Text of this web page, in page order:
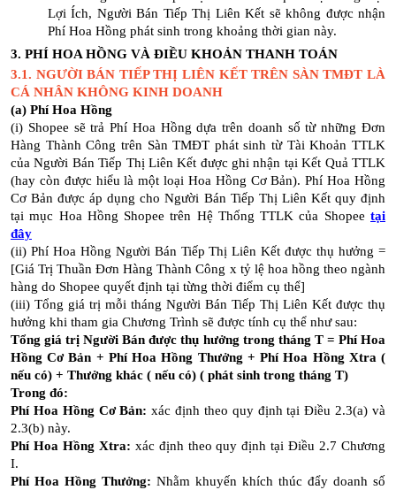
Lợi Ích, Người Bán Tiếp Thị Liên Kết sẽ không được nhận
Phí Hoa Hồng phát sinh trong khoảng thời gian này.
3. PHÍ HOA HỒNG VÀ ĐIỀU KHOẢN THANH TOÁN
3.1. NGƯỜI BÁN TIẾP THỊ LIÊN KẾT TRÊN SÀN TMĐT LÀ
CÁ NHÂN KHÔNG KINH DOANH
(a) Phí Hoa Hồng
(i) Shopee sẽ trả Phí Hoa Hồng dựa trên doanh số từ những Đơn
Hàng Thành Công trên Sàn TMĐT phát sinh từ Tài Khoản TTLK
của Người Bán Tiếp Thị Liên Kết được ghi nhận tại Kết Quả TTLK
(hay còn được hiểu là một loại Hoa Hồng Cơ Bản). Phí Hoa Hồng
Cơ Bản được áp dụng cho Người Bán Tiếp Thị Liên Kết quy định
tại mục Hoa Hồng Shopee trên Hệ Thống TTLK của Shopee tại
đây
(ii) Phí Hoa Hồng Người Bán Tiếp Thị Liên Kết được thụ hưởng =
[Giá Trị Thuần Đơn Hàng Thành Công x tỷ lệ hoa hồng theo ngành
hàng do Shopee quyết định tại từng thời điểm cụ thể]
(iii) Tổng giá trị mỗi tháng Người Bán Tiếp Thị Liên Kết được thụ
hưởng khi tham gia Chương Trình sẽ được tính cụ thể như sau:
Tổng giá trị Người Bán được thụ hưởng trong tháng T = Phí Hoa
Hồng Cơ Bản + Phí Hoa Hồng Thưởng + Phí Hoa Hồng Xtra (
nếu có) + Thưởng khác ( nếu có) ( phát sinh trong tháng T)
Trong đó:
Phí Hoa Hồng Cơ Bản: xác định theo quy định tại Điều 2.3(a) và
2.3(b) này.
Phí Hoa Hồng Xtra: xác định theo quy định tại Điều 2.7 Chương
I.
Phí Hoa Hồng Thưởng: Nhằm khuyến khích thúc đẩy doanh số